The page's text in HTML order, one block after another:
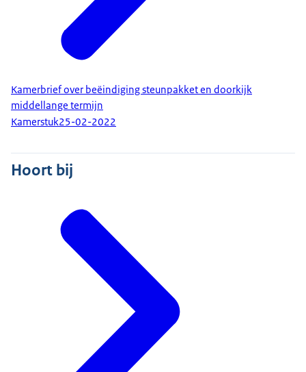
Kamerbrief over beëindiging steunpakket en doorkijk
middellange termijn
Kamerstuk25-02-2022
Hoort bij